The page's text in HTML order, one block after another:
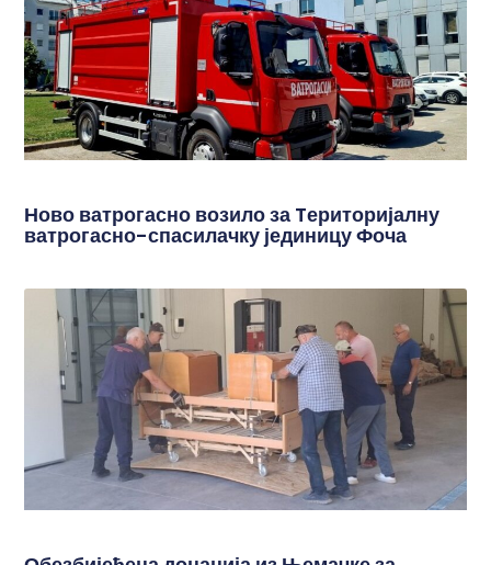
Ново ватрогасно возило за Tериторијалну
ватрогасно-спасилачку јединицу Фоча